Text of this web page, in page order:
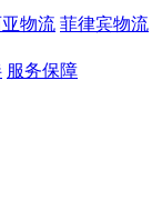
物流 菲律宾物流
服务保障